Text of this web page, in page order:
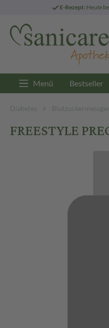
E-Rezept: Heute
Menü Bestseller
Diabetes
FREESTYLE